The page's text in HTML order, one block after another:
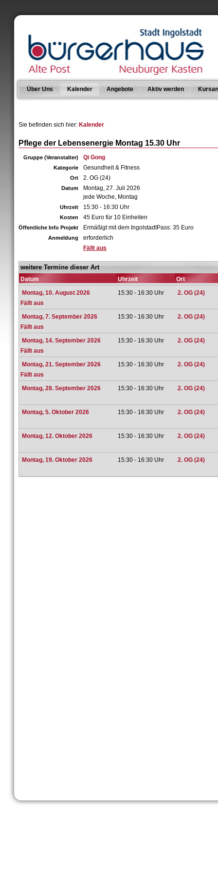
Über Uns Kalender Angebote Aktiv werden
Sie befinden sich hier: Kalender
Pflege der Lebensenergie Montag 15.30 Uhr
Gruppe (Veranstalter) Qi Gong
Kategorie Gesundheit & Fitness
Ort 2. OG (24)
Datum
Montag, 27. Juli 2026
jede Woche, Montag
Uhrzeit 15:30 - 16:30 Uhr
Kosten 45 Euro für 10 Einheiten
Öffentliche Info Projekt Ermäßigt mit dem IngolstadtPass: 35 Euro
Anmeldung
erforderlich
Fällt aus
weitere Termine dieser Art
Datum Uhrzeit
Ort
Montag, 10. August 2026
Fällt aus
15:30 - 16:30 Uhr 2. OG (24)
Montag, 7. September 2026
Fällt aus
15:30 - 16:30 Uhr 2. OG (24)
Montag, 14. September 2026
Fällt aus
15:30 - 16:30 Uhr 2. OG (24)
Montag, 21. September 2026
Fällt aus
15:30 - 16:30 Uhr 2. OG (24)
Montag, 28. September 2026 15:30 - 16:30 Uhr 2. OG (24)
Montag, 5. Oktober 2026 15:30 - 16:30 Uhr 2. OG (24)
Montag, 12. Oktober 2026 15:30 - 16:30 Uhr 2. OG (24)
Montag, 19. Oktober 2026 15:30 - 16:30 Uhr 2. OG (24)